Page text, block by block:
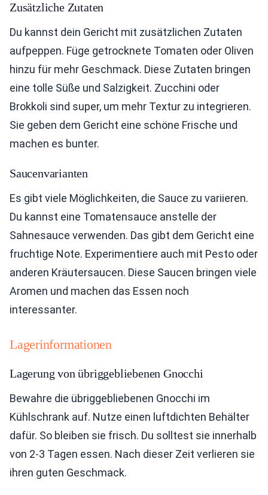
Zusätzliche Zutaten
Du kannst dein Gericht mit zusätzlichen Zutaten
aufpeppen. Füge getrocknete Tomaten oder Oliven
hinzu für mehr Geschmack. Diese Zutaten bringen
eine tolle Süße und Salzigkeit. Zucchini oder
Brokkoli sind super, um mehr Textur zu integrieren.
Sie geben dem Gericht eine schöne Frische und
machen es bunter.
Saucenvarianten
Es gibt viele Möglichkeiten, die Sauce zu variieren.
Du kannst eine Tomatensauce anstelle der
Sahnesauce verwenden. Das gibt dem Gericht eine
fruchtige Note. Experimentiere auch mit Pesto oder
anderen Kräutersaucen. Diese Saucen bringen viele
Aromen und machen das Essen noch
interessanter.
Lagerinformationen
Lagerung von übriggebliebenen Gnocchi
Bewahre die übriggebliebenen Gnocchi im
Kühlschrank auf. Nutze einen luftdichten Behälter
dafür. So bleiben sie frisch. Du solltest sie innerhalb
von 2-3 Tagen essen. Nach dieser Zeit verlieren sie
ihren guten Geschmack.